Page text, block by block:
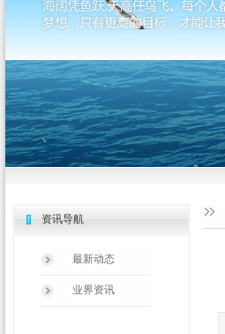
资讯导航
最新动态
业界资讯